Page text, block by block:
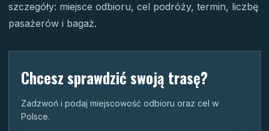
szczegóły: miejsce odbioru, cel podróży, termin, liczbę
pasażerów i bagaż.
Chcesz sprawdzić swoją trasę?
Zadzwoń i podaj miejscowość odbioru oraz cel w
Polsce.